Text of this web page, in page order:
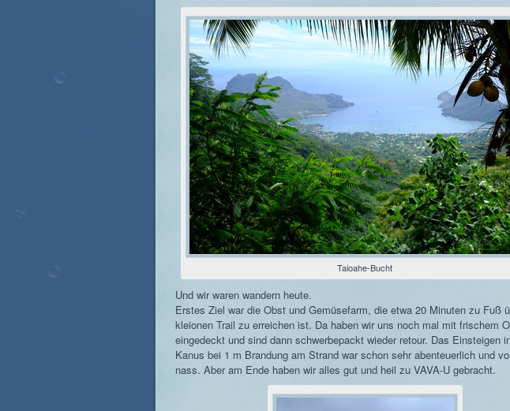
Taioahe-Bucht
Und wir waren wandern heute.
Erstes Ziel war die Obst und Gemüsefarm, die etwa 20 Minuten zu Fuß
kleionen Trail zu erreichen ist. Da haben wir uns noch mal mit frischem
eingedeckt und sind dann schwerbepackt wieder retour. Das Einsteigen
Kanus bei 1 m Brandung am Strand war schon sehr abenteuerlich und
nass. Aber am Ende haben wir alles gut und heil zu VAVA-U gebracht.